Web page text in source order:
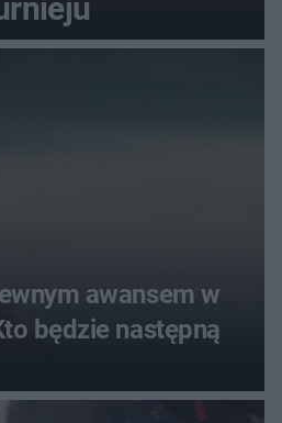
awansem w
będzie następną